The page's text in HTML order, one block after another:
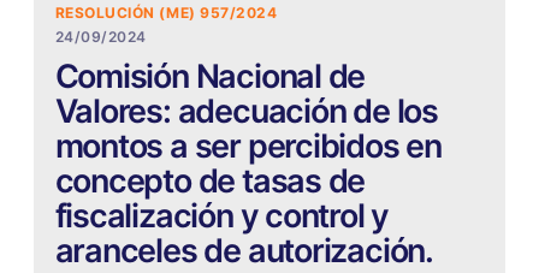
RESOLUCIÓN (ME) 957/2024
24/09/2024
Comisión Nacional de
Valores: adecuación de los
montos a ser percibidos en
concepto de tasas de
fiscalización y control y
aranceles de autorización.